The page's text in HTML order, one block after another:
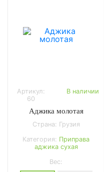
Артикул:
60
В наличии
Аджика молотая
Страна: Грузия
Категория: Приправа
аджика сухая
Вес: